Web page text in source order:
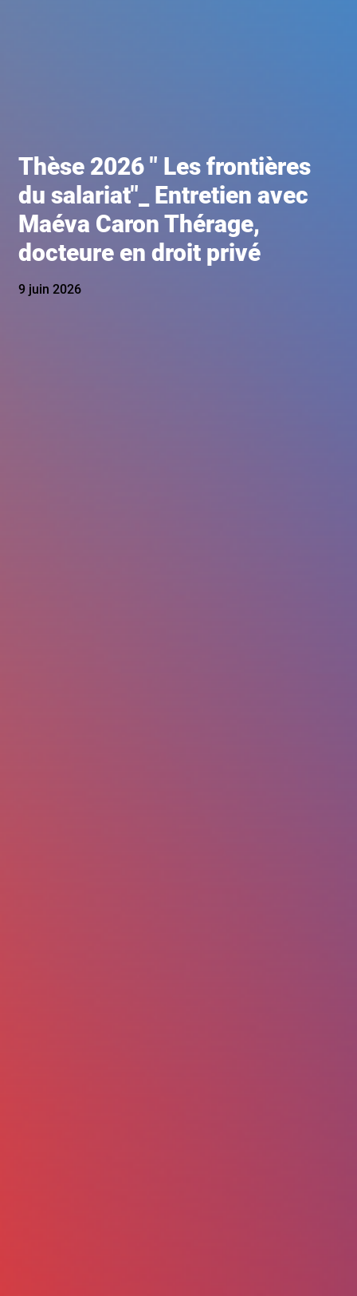
Thèse 2026 " Les frontières
du salariat"_ Entretien avec
Maéva Caron Thérage,
docteure en droit privé
9 juin 2026